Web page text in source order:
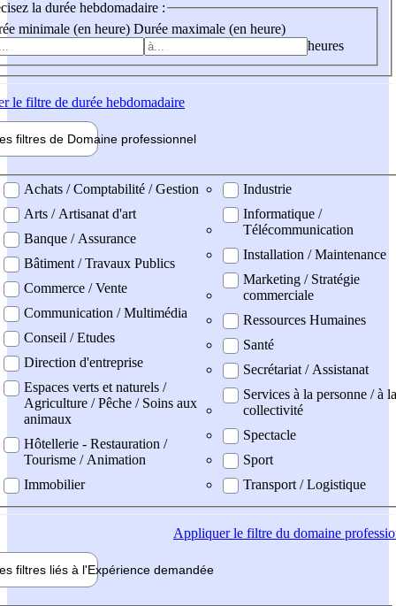
la durée hebdomadaire :
minimale (en heure) Durée maximale (en heure)
heures
le filtre de durée hebdomadaire
filtres de Domaine professionnel
professionel
Achats / Comptabilité / Gestion
Arts / Artisanat d'art
Banque / Assurance
Bâtiment / Travaux Publics
Commerce / Vente
Communication / Multimédia
Conseil / Etudes
Direction d'entreprise
Espaces verts et naturels /
Agriculture / Pêche / Soins aux
animaux
Hôtellerie - Restauration /
Tourisme / Animation
Immobilier
Industrie
Informatique /
Télécommunication
Installation / Maintenance
Marketing / Stratégie
commerciale
Ressources Humaines
Santé
Secrétariat / Assistanat
Services à la personne / à la
collectivité
Spectacle
Sport
Transport / Logistique
Appliquerle filtre du domaine
filtres liés à l'Expérience demandée